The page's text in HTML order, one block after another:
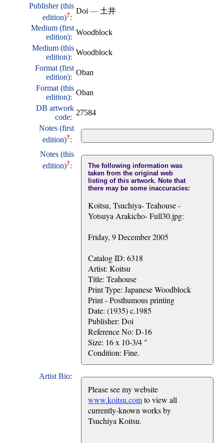
Publisher (this
edition)?:
Doi — 土井
Medium (first
edition):
Woodblock
Medium (this
edition):
Woodblock
Format (first
edition):
Oban
Format (this
edition):
Oban
DB artwork
code:
27584
Notes (first
edition)?:
Notes (this
edition)?:
The following information was
taken from the original web
listing of this artwork. Note that
there may be some inaccuracies:
Koitsu, Tsuchiya- Teahouse -
Yotsuya Arakicho- Full30.jpg:
Friday, 9 December 2005
Catalog ID: 6318
Artist: Koitsu
Title: Teahouse
Print Type: Japanese Woodblock
Print - Posthumous printing
Date: (1935) c.1985
Publisher: Doi
Reference No: D-16
Size: 16 x 10-3/4 "
Condition: Fine.
Artist Bio:
Please see my website
www.koitsu.comto view all
currently-known works by
Tsuchiya Koitsu.